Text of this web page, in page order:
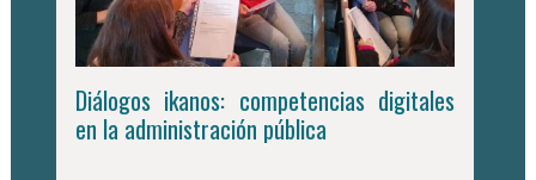
Diálogos ikanos: competencias digitales
en la administración pública